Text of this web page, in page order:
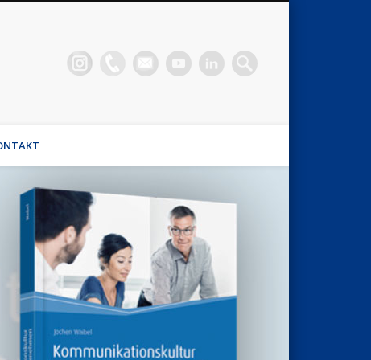
Waibel
Stimmhaus Coach, Wirtschaftsmediator